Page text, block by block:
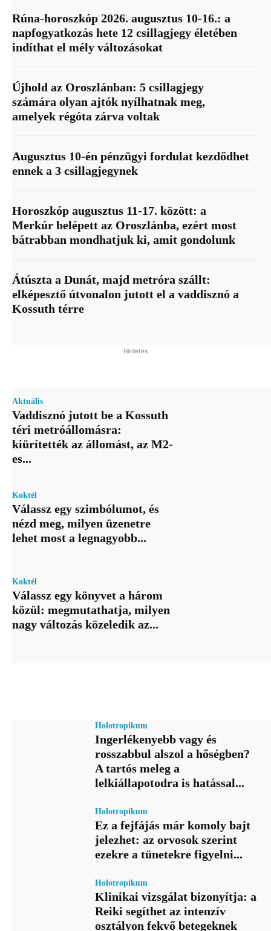
Rúna-horoszkóp 2026. augusztus 10-16.: a
napfogyatkozás hete 12 csillagjegy életében
indíthat el mély változásokat
Újhold az Oroszlánban: 5 csillagjegy
számára olyan ajtók nyílhatnak meg,
amelyek régóta zárva voltak
Augusztus 10-én pénzügyi fordulat kezdődhet
ennek a 3 csillagjegynek
Horoszkóp augusztus 11-17. között: a
Merkúr belépett az Oroszlánba, ezért most
bátrabban mondhatjuk ki, amit gondolunk
Átúszta a Dunát, majd metróra szállt:
elképesztő útvonalon jutott el a vaddisznó a
Kossuth térre
Hirdetés
Aktuális
Vaddisznó jutott be a Kossuth
téri metróállomásra:
kiürítették az állomást, az M2-
es...
Koktél
Válassz egy szimbólumot, és
nézd meg, milyen üzenetre
lehet most a legnagyobb...
Koktél
Válassz egy könyvet a három
közül: megmutathatja, milyen
nagy változás közeledik az...
Holotropikum
Ingerlékenyebb vagy és
rosszabbul alszol a hőségben?
A tartós meleg a
lelkiállapotodra is hatással...
Holotropikum
Ez a fejfájás már komoly bajt
jelezhet: az orvosok szerint
ezekre a tünetekre figyelni...
Holotropikum
Klinikai vizsgálat bizonyítja: a
Reiki segíthet az intenzív
osztályon fekvő betegeknek